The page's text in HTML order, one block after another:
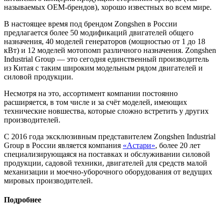
называемых OEM-брендов), хорошо известных во всем мире.
В настоящее время под брендом Zongshen в России
предлагается более 50 модификаций двигателей общего
назначения, 40 моделей генераторов (мощностью от 1 до 18
кВт) и 12 моделей мотопомп различного назначения. Zongshen
Industrial Group — это сегодня единственный производитель
из Китая с таким широким модельным рядом двигателей и
силовой продукции.
Несмотря на это, ассортимент компании постоянно
расширяется, в том числе и за счёт моделей, имеющих
технические новше­ства, которые сложно встретить у других
производителей.
С 2016 года эксклюзивным представителем Zongshen Industrial
Group в России является компания «Астари», более 20 лет
специализирующаяся на поставках и обслуживании силовой
продукции, садовой техники, двигателей для средств малой
механиза­ции и моечно-уборочного оборудования от ведущих
мировых производителей.
Подробнее